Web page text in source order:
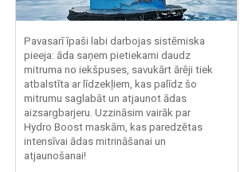
Pavasarī īpaši labi darbojas sistēmiska
pieeja: āda saņem pietiekami daudz
mitruma no iekšpuses, savukārt ārēji tiek
atbalstīta ar līdzekļiem, kas palīdz šo
mitrumu saglabāt un atjaunot ādas
aizsargbarjeru. Uzzināsim vairāk par
Hydro Boost maskām, kas paredzētas
intensīvai ādas mitrināšanai un
atjaunošanai!